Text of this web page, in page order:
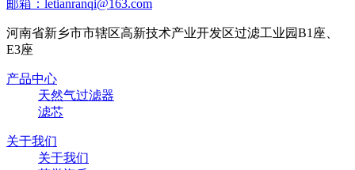
邮箱：letianranqi@163.com
河南省新乡市市辖区高新技术产业开发区过滤工业园B1座、
E3座
产品中心
天然气过滤器
滤芯
关于我们
关于我们